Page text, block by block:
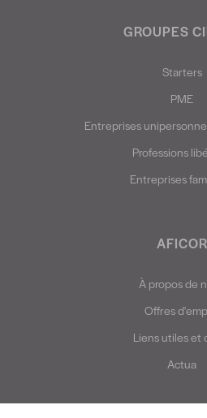
GROUPES
Starters
PME
Entreprises
Professions
Entreprises
AFICOR
À propos de
Offres
Liens utiles et
Actua